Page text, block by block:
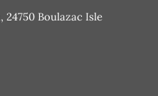
24750 Boulazac Isle